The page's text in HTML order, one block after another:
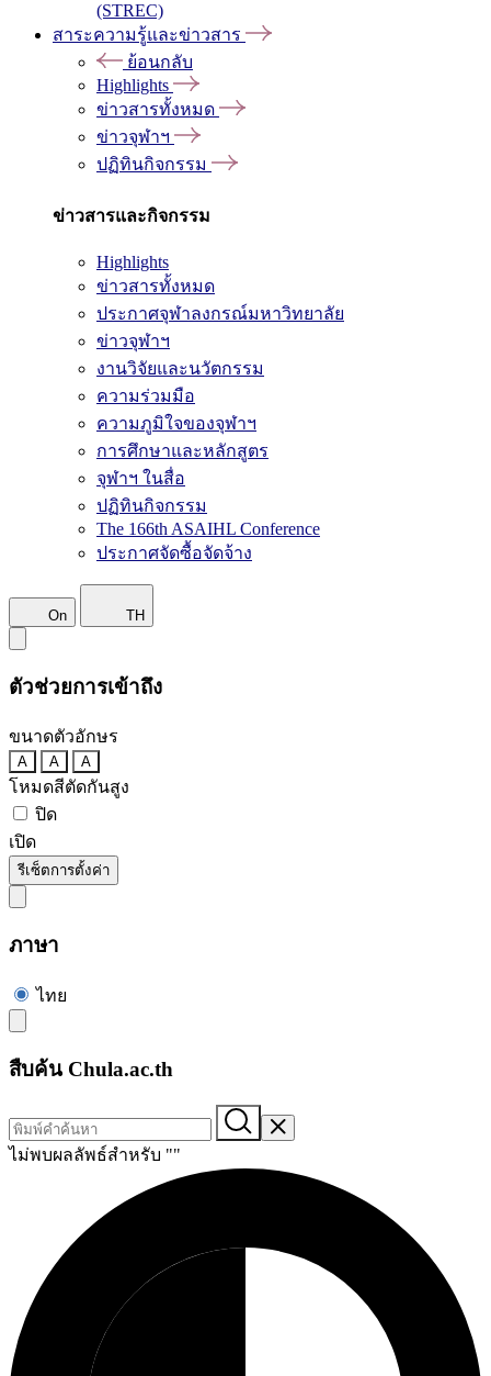
(STREC)
สาระความรู้และข่าวสาร
ย้อนกลับ
Highlights
ข่าวสารทั้งหมด
ข่าวจุฬาฯ
ปฏิทินกิจกรรม
ข่าวสารและกิจกรรม
Highlights
ข่าวสารทั้งหมด
ประกาศจุฬาลงกรณ์มหาวิทยาลัย
ข่าวจุฬาฯ
งานวิจัยและนวัตกรรม
ความร่วมมือ
ความภูมิใจของจุฬาฯ
การศึกษาและหลักสูตร
จุฬาฯ ในสื่อ
ปฏิทินกิจกรรม
The 166th ASAIHL Conference
ประกาศจัดซื้อจัดจ้าง
On TH
ตัวช่วยการเข้าถึง
ขนาดตัวอักษร
A A A
โหมดสีตัดกันสูง
ปิด
เปิด
รีเซ็ตการตั้งค่า
ภาษา
ไทย
สืบค้น Chula.ac.th
ไม่พบผลลัพธ์สำหรับ ""